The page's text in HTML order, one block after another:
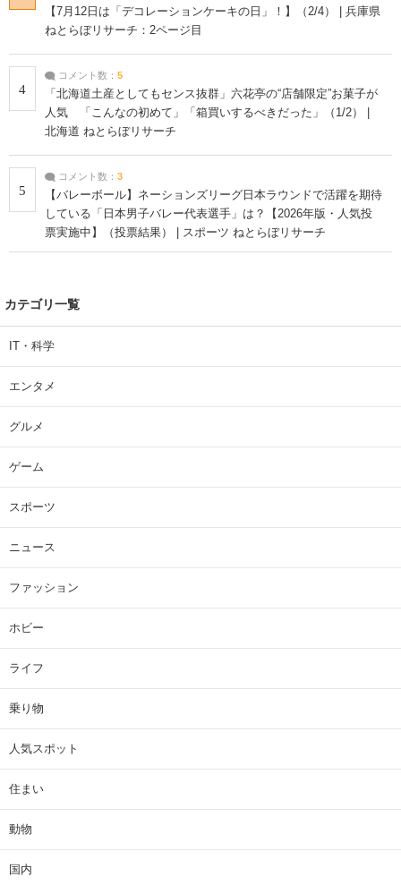
【7月12日は「デコレーションケーキの日」！】（2/4） | 兵庫県
ねとらぼリサーチ：2ページ目
4
コメント数： 5
「北海道土産としてもセンス抜群」六花亭の“店舗限定”お菓子が
人気 「こんなの初めて」「箱買いするべきだった」（1/2） |
北海道 ねとらぼリサーチ
5
コメント数： 3
【バレーボール】ネーションズリーグ日本ラウンドで活躍を期待
している「日本男子バレー代表選手」は？【2026年版・人気投
票実施中】（投票結果） | スポーツ ねとらぼリサーチ
カテゴリ一覧
IT・科学
エンタメ
グルメ
ゲーム
スポーツ
ニュース
ファッション
ホビー
ライフ
乗り物
人気スポット
住まい
動物
国内